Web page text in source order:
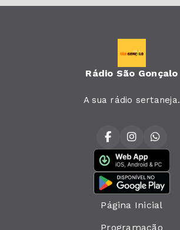
Rádio São Gonçalo
A sua rádio sertaneja.
Página Inicial
Programação